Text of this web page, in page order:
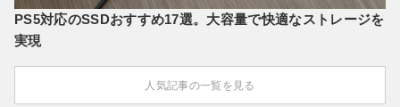
PS5対応のSSDおすすめ17選。大容量で快適なストレージを
実現
人気記事の一覧を見る